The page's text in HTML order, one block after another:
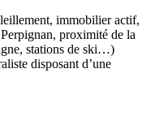
immobilier actif,
proximité de la
stations de ski…)
disposant d’une